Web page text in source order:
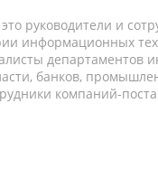
руководители и
информационных
департаментов
банков,
компаний-